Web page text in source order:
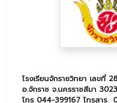
โรงเรียนจักราชวิทยา เลขที่
อ.จักราช จ.นครราชสีมา
โทร 044-399167 โทรสาร